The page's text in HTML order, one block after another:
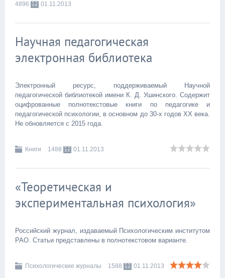
4896
01.11.2013
Научная педагогическая
электронная библиотека
Электронный ресурс, поддерживаемый Научной
педагогической библиотекой имени К. Д. Ушинского. Содержит
оцифрованные полнотекстовые книги по педагогике и
педагогической психологии, в основном до 30-х годов XX века.
Не обновляется с 2015 года.
Книги 1488 01.11.2013
«Теоретическая и
экспериментальная психология»
Российский журнал, издаваемый Психологическим институтом
РАО. Статьи представлены в полнотекстовом варианте.
Психологические журналы 1588 01.11.2013